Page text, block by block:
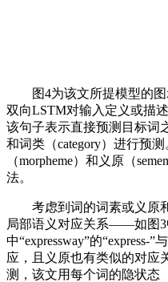
图4为该文所提模型的图
双向LSTM对输入定义或描
该句子表示直接预测目标词
和词类（category）进行预
（morpheme）和义原（
法。
考虑到词的词素或义原和
局部语义对应关系——如图3
中“expressway”的“express-”
应，且义原也有类似的对
测，该文用每个词的隐状态